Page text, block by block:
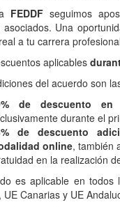
FEDDF seguimos
asociados. Una
a tu carrera
aplicables
del acuerdo son
de descuento en
durante el
de descuento
online, también
en la realización
es aplicable en
UE Canarias y UE